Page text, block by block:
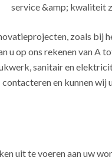
service &amp; kwaliteit
zoals bij
u op ons rekenen van A
sanitair en
contacteren en kunnen wij
uit te voeren aan uw